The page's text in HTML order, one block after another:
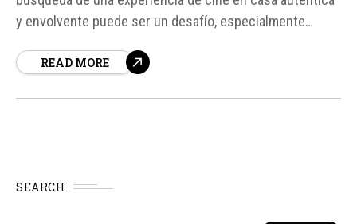
y envolvente puede ser un desafío, especialmente
Yamaha, un líder en la industria del sonido, ha lanzado el
READ MORE
SEARCH